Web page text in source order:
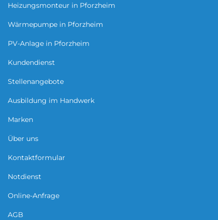
Heizungsmonteur in Pforzheim
Wärmepumpe in Pforzheim
PV-Anlage in Pforzheim
Kundendienst
Stellenangebote
Ausbildung im Handwerk
Marken
Über uns
Kontaktformular
Notdienst
Online-Anfrage
AGB